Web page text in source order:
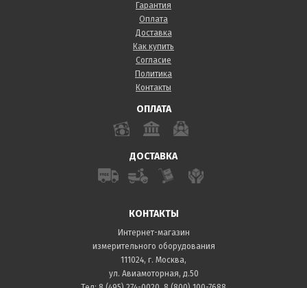
Гарантия
Оплата
Доставка
Как купить
Согласие
Политика
Контакты
ОПЛАТА
ДОСТАВКА
КОНТАКТЫ
Интернет-магазин
измерительного оборудования
111024, г. Москва,
ул. Авиамоторная, д.50